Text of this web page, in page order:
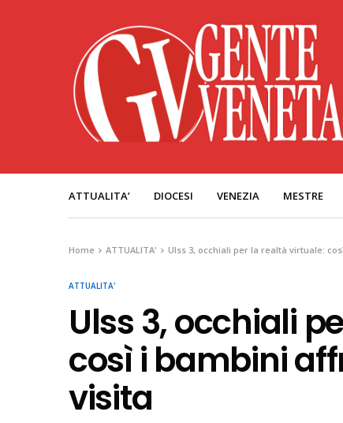
ATTUALITA’ DIOCESI VENEZIA MESTRE
Home ATTUALITA' Ulss 3, occhiali per la realtà virtuale:
ATTUALITA'
Ulss 3, occhiali
così i bambini
visita